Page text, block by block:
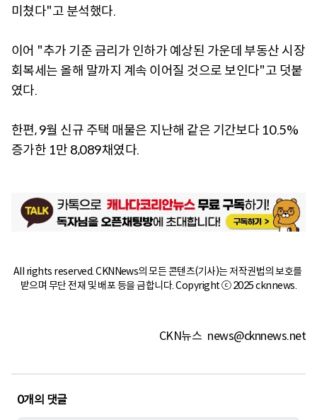
미쳤다"고 분석했다.
이어 "추가 기준 금리가 인하가 예상된 가운데 부동산 시장
회복세는 올해 말까지 계속 이어질 것으로 보인다"고 덧붙
였다.
한편, 9월 신규 주택 매물은 지난해 같은 기간보다 10.5%
증가한 1만 8,089채였다.
All rights reserved. CKNNews의 모든 콘텐츠(기사)는 저작권법의 보호를
받으며 무단 전재 및 배포 등을 금합니다. Copyright ⓒ 2025 cknnews.
CKN뉴스 news@cknnews.net
0개의 댓글